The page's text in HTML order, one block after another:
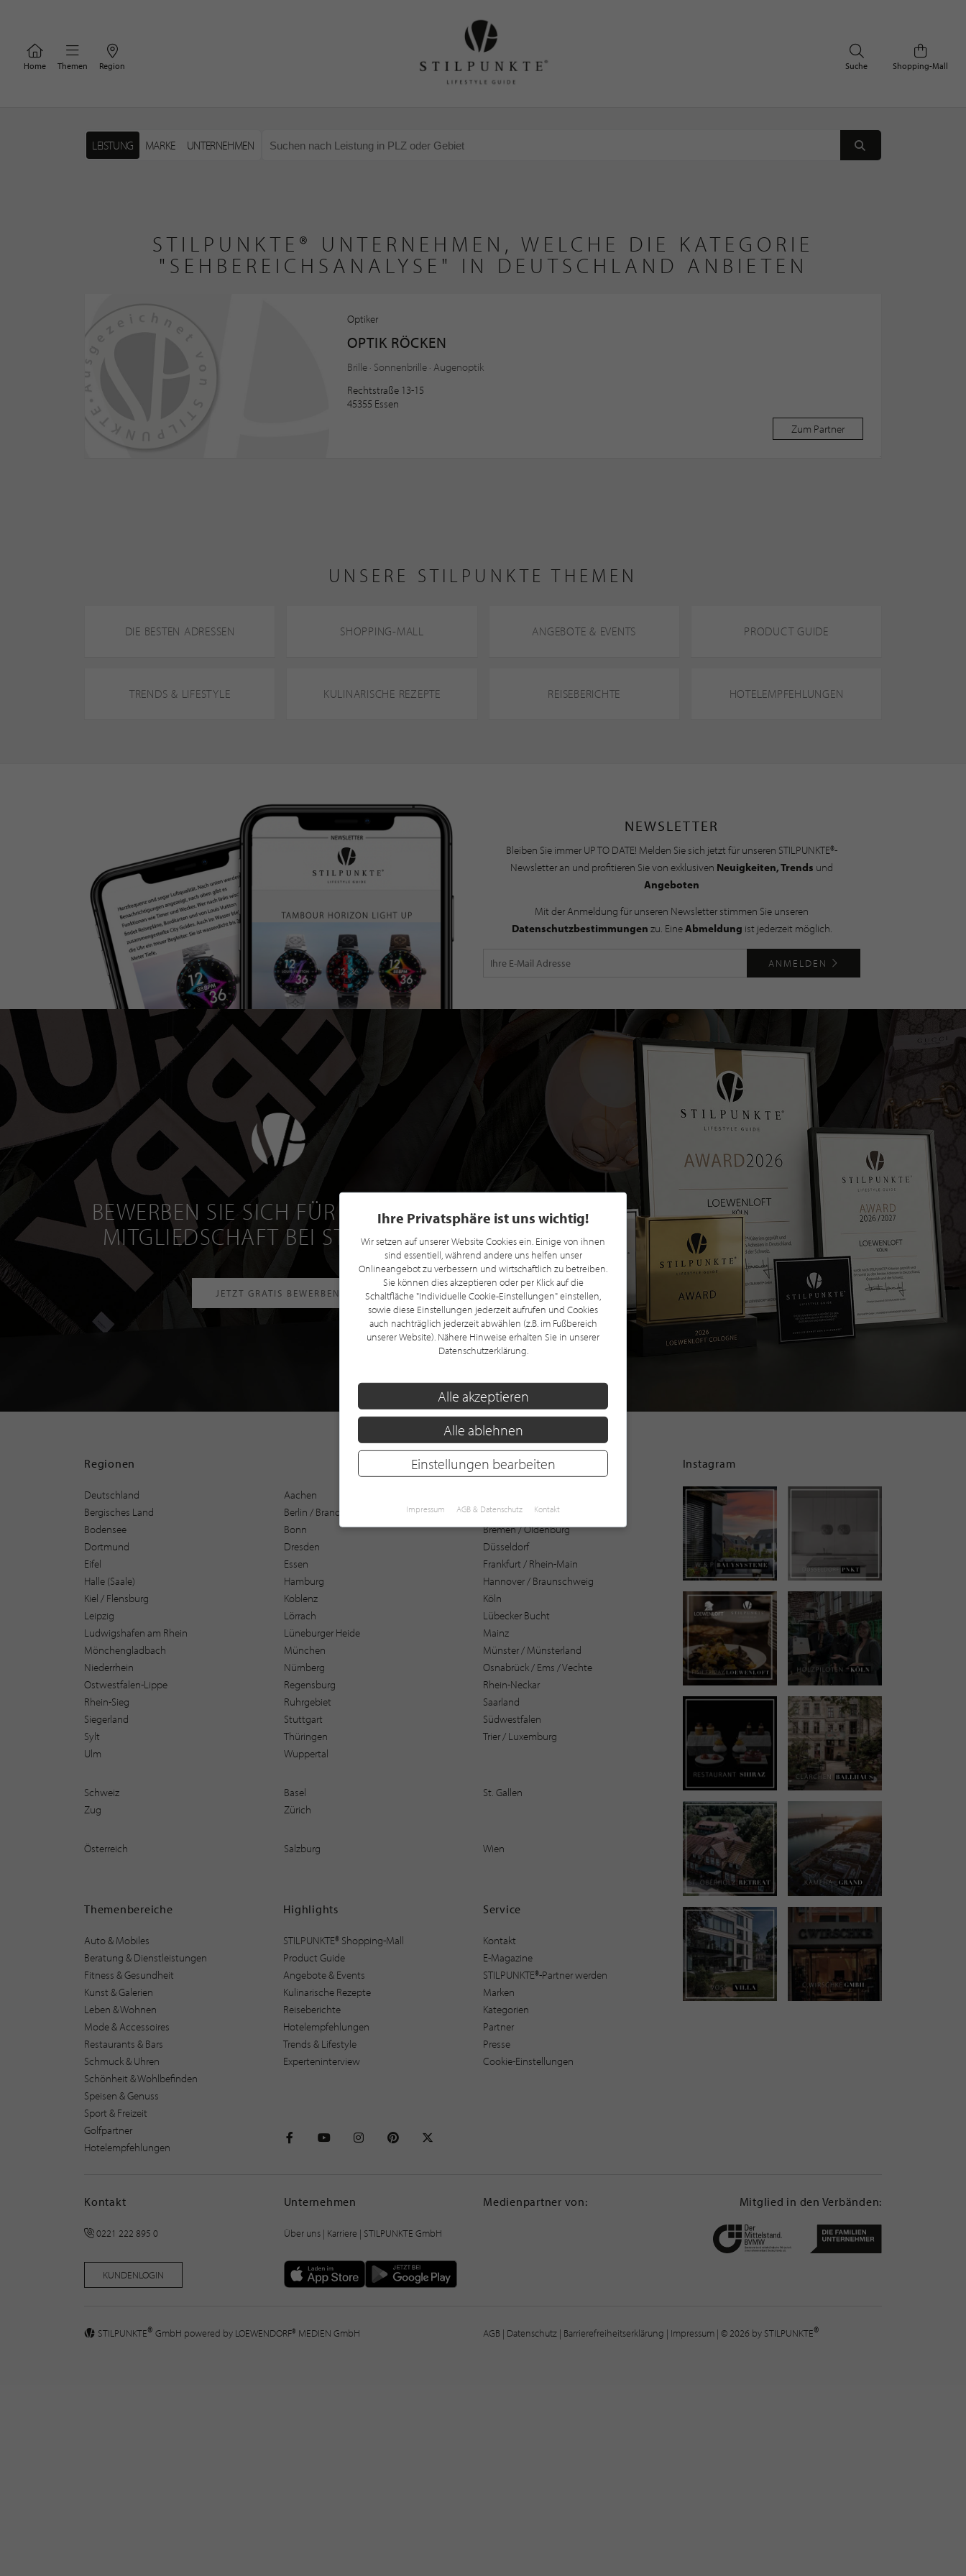
Home Themen Region Shopping-Mall
Suche
LEISTUNG MARKE UNTERNEHMEN
STILPUNKTE® UNTERNEHMEN, WELCHE DIE KATEGORIE
"SEHBEREICHSANALYSE" IN DEUTSCHLAND ANBIETEN
Optiker
OPTIK RÖCKEN
Brille · Sonnenbrille · Augenoptik
Rechtstraße 13-15
45355 Essen
Zum Partner
UNSERE STILPUNKTE THEMEN
DIE BESTEN ADRESSEN SHOPPING-MALL ANGEBOTE & EVENTS PRODUCT GUIDE
TRENDS & LIFESTYLE KULINARISCHE REZEPTE REISEBERICHTE HOTELEMPFEHLUNGEN
NEWSLETTER
Bleiben Sie immer UP TO DATE! Melden Sie sich jetzt für unseren STILPUNKTE®-
Newsletter an und profitieren Sie von exklusiven Neuigkeiten, Trends und
Angeboten
Mit der Anmeldung für unseren Newsletter stimmen Sie unseren
Datenschutzbestimmungen zu. EineAbmeldung ist jederzeit möglich.
ANMELDEN
BEWERBEN SIE SICH FÜR EINE GRATIS
MITGLIEDSCHAFT BEI STILPUNKTE®
JETZT GRATIS BEWERBEN
Regionen
Deutschland Aachen
Bergisches Land
Berlin / Brandenburg
Bochum
Bodensee
Bonn
Bremen / Oldenburg
Dortmund
Dresden
Düsseldorf
Eifel
Essen
Frankfurt / Rhein-Main
Halle (Saale)
Hamburg
Hannover / Braunschweig
Kiel / Flensburg
Koblenz
Köln
Leipzig
Lörrach
Lübecker Bucht
Ludwigshafen am Rhein
Lüneburger Heide
Mainz
Mönchengladbach
München
Münster / Münsterland
Niederrhein
Nürnberg
Osnabrück / Ems / Vechte
Ostwestfalen-Lippe
Regensburg
Rhein-Neckar
Rhein-Sieg
Ruhrgebiet
Saarland
Siegerland
Stuttgart
Südwestfalen
Sylt
Thüringen
Trier / Luxemburg
Ulm
Wuppertal
Schweiz Basel
St. Gallen
Zug
Zürich
Österreich Salzburg Wien
Themenbereiche
Auto & Mobiles
Beratung & Dienstleistungen
Fitness & Gesundheit
Kunst & Galerien
Leben & Wohnen
Mode & Accessoires
Restaurants & Bars
Schmuck & Uhren
Schönheit & Wohlbefinden
Speisen & Genuss
Sport & Freizeit
Golfpartner
Hotelempfehlungen
Highlights
STILPUNKTE® Shopping-Mall
Product Guide
Angebote & Events
Kulinarische Rezepte
Reiseberichte
Hotelempfehlungen
Trends & Lifestyle
Experteninterview
Service
Kontakt
E-Magazine
STILPUNKTE®-Partner werden
Marken
Kategorien
Partner
Presse
Cookie-Einstellungen
Instagram
Kontakt
0221 222 895 0
KUNDENLOGIN
Unternehmen
Über uns| Karriere | STILPUNKTE GmbH
Medienpartner von: Mitglied in den Verbänden:
STILPUNKTE® GmbH powered by LOEWENDORF® MEDIEN GmbH AGB | Datenschutz | Barrierefreiheitserklärung | Impressum | © 2026 by STILPUNKTE®
Ihre Privatsphäre ist uns wichtig!
Wir setzen auf unserer Website Cookies ein. Einige von ihnen
sind essentiell, während andere uns helfen unser
Onlineangebot zu verbessern und wirtschaftlich zu betreiben.
Sie können dies akzeptieren oder per Klick auf die
Schaltfläche "Individuelle Cookie-Einstellungen" einstellen,
sowie diese Einstellungen jederzeit aufrufen und Cookies
auch nachträglich jederzeit abwählen (z.B. im Fußbereich
unserer Website). Nähere Hinweise erhalten Sie in unserer
Datenschutzerklärung.
Alle akzeptieren
Alle ablehnen
Einstellungen bearbeiten
Impressum AGB & Datenschutz Kontakt